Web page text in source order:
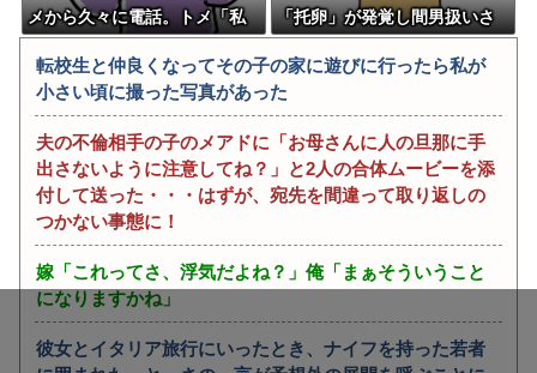
メから久々に電話。トメ「私
さんから…」トメの『痔』に
効く温泉を紹介してあげたら
大発狂した←お義父さんノリ
ノリで温泉行ってて草
「托卵」が発覚し間男扱いさ
昔捨てずに残していた『〇
〇』を持ち出した結果←修理
屋のオッサンの技術力とノリ
が神すぎる
転校生と仲良くなってその子の家に遊びに行ったら私が
小さい頃に撮った写真があった
夫の不倫相手の子のメアドに「お母さんに人の旦那に手
出さないように注意してね？」と2人の合体ムービーを添
付して送った・・・はずが、宛先を間違って取り返しの
つかない事態に！
嫁「これってさ、浮気だよね？」俺「まぁそういうこと
になりますかね」
彼女とイタリア旅行にいったとき、ナイフを持った若者